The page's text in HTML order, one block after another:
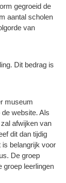
gegroeid de
aantal scholen
van
Dit bedrag is
museum
website. Als
afwijken van
dit dan tijdig
is belangrijk voor
De groep
groep leerlingen